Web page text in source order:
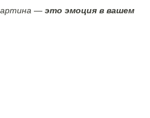
— это эмоция в вашем